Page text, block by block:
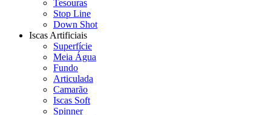
Tesouras
Stop Line
Down Shot
Iscas Artificiais
Superfície
Meia Água
Fundo
Articulada
Camarão
Iscas Soft
Spinner